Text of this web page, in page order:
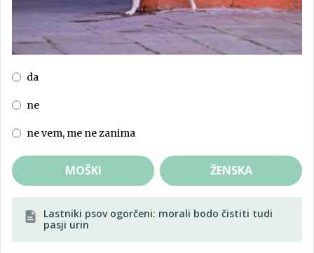
da
ne
ne vem, me ne zanima
MOŠKI ŽENSKA
Lastniki psov ogorčeni: morali bodo čistiti tudi
pasji urin